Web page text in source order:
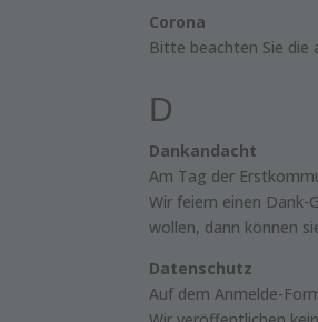
Corona
Bitte beachten Sie die
D
Dankandacht
Am Tag der
Wir feiern einen
wollen, dann können
Datenschutz
Auf dem Anmelde-